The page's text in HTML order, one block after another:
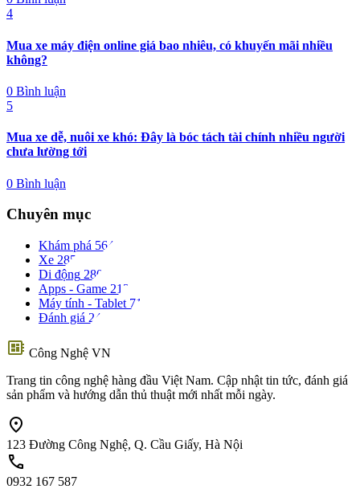
4
Mua xe máy điện online giá bao nhiêu, có khuyến mãi nhiều
không?
0 Bình luận
5
Mua xe dễ, nuôi xe khó: Đây là bóc tách tài chính nhiều người
chưa lường tới
0 Bình luận
Chuyên mục
Khám phá 564
Xe 285
Di động 280
Apps - Game 213
Máy tính - Tablet 71
Đánh giá 24
developer_board Công Nghệ VN
Trang tin công nghệ hàng đầu Việt Nam. Cập nhật tin tức, đánh giá
sản phẩm và hướng dẫn thủ thuật mới nhất mỗi ngày.
location_on
123 Đường Công Nghệ, Q. Cầu Giấy, Hà Nội
call
0932 167 587